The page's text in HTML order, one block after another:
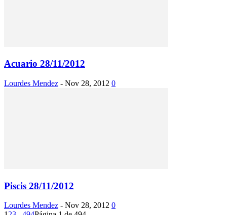
Acuario 28/11/2012
Lourdes Mendez - Nov 28, 2012 0
Piscis 28/11/2012
Lourdes Mendez - Nov 28, 2012 0